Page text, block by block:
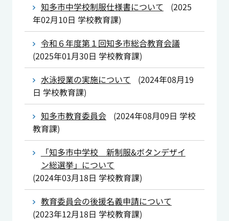
知多市中学校制服仕様書について
(2025
年02月10日 学校教育課)
令和６年度第１回知多市総合教育会議
(2025年01月30日 学校教育課)
水泳授業の実施について
(2024年08月19
日 学校教育課)
知多市教育委員会
(2024年08月09日 学校
教育課)
「知多市中学校 新制服&ボタンデザイ
ン総選挙」について
(2024年03月18日 学校教育課)
教育委員会の後援名義申請について
(2023年12月18日 学校教育課)